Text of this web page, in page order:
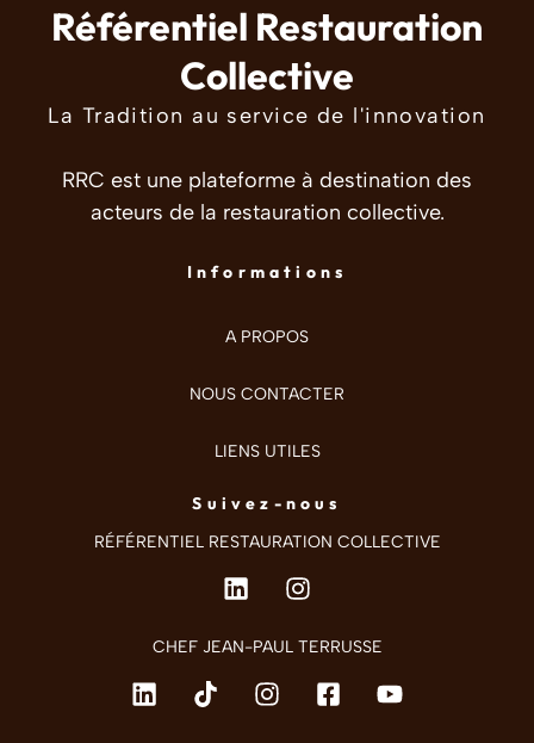
Référentiel Restauration
Collective
La Tradition au service de l'innovation
RRC est une plateforme à destination des
acteurs de la restauration collective.
Informations
A PROPOS
NOUS CONTACTER
LIENS UTILES
Suivez-nous
RÉFÉRENTIEL RESTAURATION COLLECTIVE
CHEF JEAN-PAUL TERRUSSE